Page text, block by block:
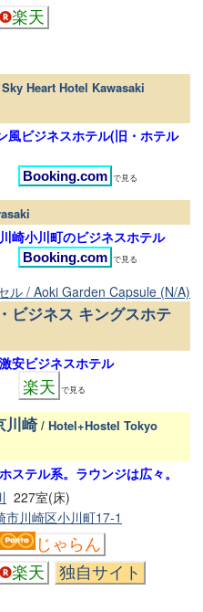
楽天
Heart Hotel Kawasaki
風ビジネスホテル(旧・ホテル
Booking.com で見る
崎小川町のビジネスホテル
Booking.com で見る
ル / Aoki Garden Capsule (N/A)
ビジネス キングスホテ
安ビジネスホテル
楽天 で見る
川崎/ Hotel+Hostel Tokyo
ステル系。ラウンジは広々。
227室(床)
市川崎区小川町17-1
じゃらん
楽天
独自サイト